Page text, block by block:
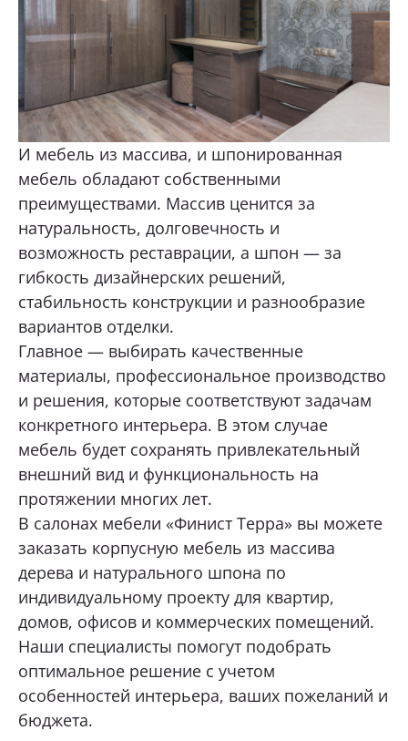
И мебель из массива, и шпонированная
мебель обладают собственными
преимуществами. Массив ценится за
натуральность, долговечность и
возможность реставрации, а шпон — за
гибкость дизайнерских решений,
стабильность конструкции и разнообразие
вариантов отделки.
Главное — выбирать качественные
материалы, профессиональное производство
и решения, которые соответствуют задачам
конкретного интерьера. В этом случае
мебель будет сохранять привлекательный
внешний вид и функциональность на
протяжении многих лет.
В салонах мебели «Финист Терра» вы можете
заказать корпусную мебель из массива
дерева и натурального шпона по
индивидуальному проекту для квартир,
домов, офисов и коммерческих помещений.
Наши специалисты помогут подобрать
оптимальное решение с учетом
особенностей интерьера, ваших пожеланий и
бюджета.